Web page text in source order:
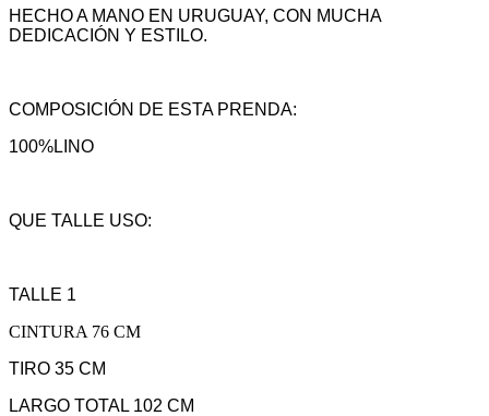
HECHO A MANO EN URUGUAY, CON MUCHA
DEDICACIÓN Y ESTILO.
COMPOSICIÓN DE ESTA PRENDA:
100%LINO
QUE TALLE USO:
TALLE 1
CINTURA 76 CM
TIRO 35 CM
LARGO TOTAL 102 CM